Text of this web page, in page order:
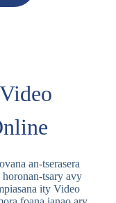
an-tserasera
tsary avy
ity Video